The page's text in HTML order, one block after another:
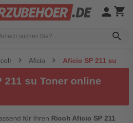
search
person shopping_cart
Aficio Aficio SP 211 su
211 su Toner online
für Ihren Ricoh Aficio SP 211